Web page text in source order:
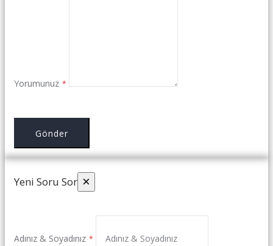
Yorumunuz
Gönder
Yeni Soru Sor ×
Adınız & Soyadınız